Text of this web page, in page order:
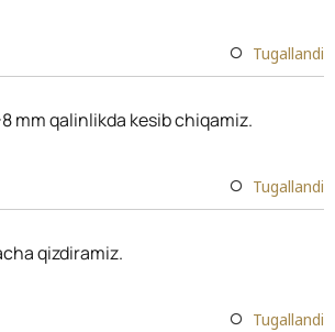
Tugallandi
mm qalinlikda kesib chiqamiz.
Tugallandi
qizdiramiz.
Tugallandi